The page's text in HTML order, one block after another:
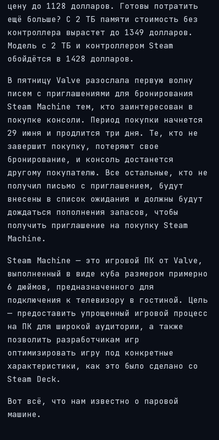
цену до 1128 долларов. Готовы потратить
ещё больше? С 2 ТБ памяти стоимость без
контроллера вырастет до 1349 долларов.
Модель с 2 ТБ и контроллером Steam
обойдётся в 1428 долларов.
В пятницу Valve разослала первую волну
писем с приглашениями для бронирования
Steam Machine тем, кто заинтересован в
покупке консоли. Период покупки начнется
29 июня и продлится три дня. Те, кто не
завершит покупку, потеряют свое
бронирование, и консоль достанется
другому покупателю. Все остальные, кто не
получил письмо с приглашением, будут
внесены в список ожидания и должны будут
дождаться пополнения запасов, чтобы
получить приглашение на покупку Steam
Machine.
Steam Machine — это игровой ПК от Valve,
выполненный в виде куба размером примерно
6 дюймов, предназначенного для
подключения к телевизору в гостиной. Цель
— предоставить упрощенный игровой процесс
на ПК для широкой аудитории, а также
позволить разработчикам игр
оптимизировать игру под конкретные
характеристики, как это было сделано со
Steam Deck.
Вот всё, что нам известно о паровой
машине.